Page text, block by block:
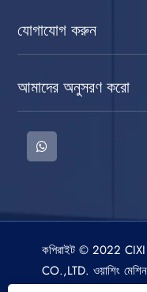
যোগাযোগ করুন
আমাদের অনুসরণ করো
কপিরাইট © 2022
CO.,LTD. ওয়াশিং